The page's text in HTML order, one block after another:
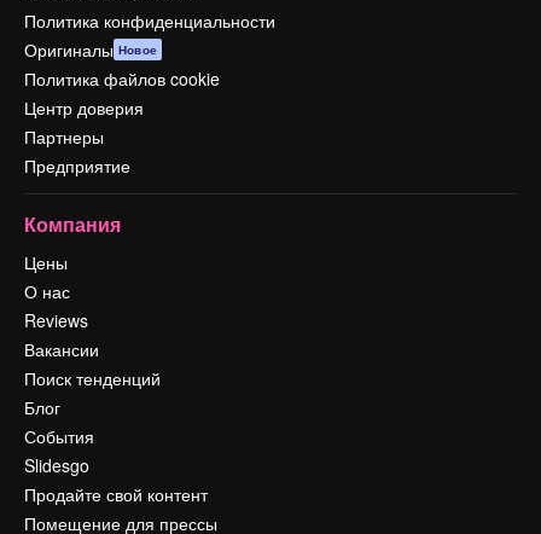
Политика конфиденциальности
Оригиналы Новое
Политика файлов cookie
Центр доверия
Партнеры
Предприятие
Компания
Цены
О нас
Reviews
Вакансии
Поиск тенденций
Блог
События
Slidesgo
Продайте свой контент
Помещение для прессы